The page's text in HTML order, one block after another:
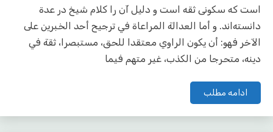
است که سکونی ثقه است و دلیل آن را کلام شیخ در عدة
دانسته‌اند. و أما العدالة المراعاة في ترجيح أحد الخبرين على
الآخر فهو: أن يكون الراوي معتقدا للحق، مستبصرا، ثقة في
دينه، متحرجا من الكذب، غير متهم فيما
ادامه مطلب